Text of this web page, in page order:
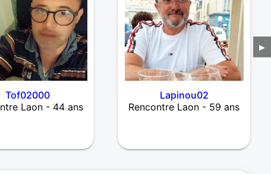
Tof02000
Laon - 44 ans
Lapinou02
Rencontre Laon - 59 ans
▶